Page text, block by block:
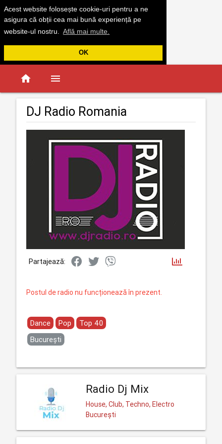
Acest website folosește cookie-uri pentru a ne
asigura că obții cea mai bună experiență pe
website-ul nostru.
Află mai multe.
OK
home menu
DJ Radio Romania
Partajează:
Postul de radio nu funcționează în prezent.
Dance Pop
Top 40
București
Radio Dj Mix
House, Club, Techno, Electro
București